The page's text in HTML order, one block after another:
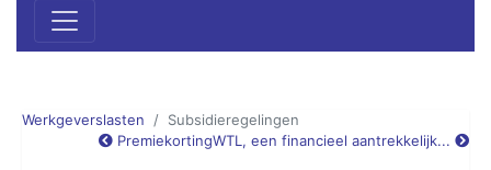
Werkgeverslasten
Subsidieregelingen
PremiekortingWTL, een financieel aantrekkelijk...